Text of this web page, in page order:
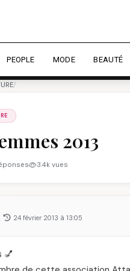
pour améliorer votre
Accepter tout
PEOPLE MODE BEAUTÉ
/
2013
3.4k vues
24 février 2013 à 13:05
💅